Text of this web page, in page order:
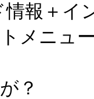
報＋イ
メニュ
？